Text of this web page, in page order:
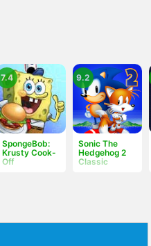
SpongeBob:
Krusty Cook-
Off
7.4
Sonic The
Hedgehog 2
Classic
9.2